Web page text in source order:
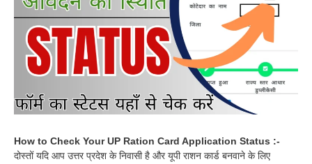
How to Check Your UP Ration Card Application Status :-
दोस्तों यदि आप उत्तर प्रदेश के निवासी है और यूपी राशन कार्ड बनवाने के लिए